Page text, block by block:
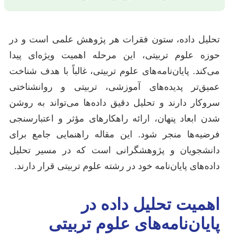
تحلیل داده، ستون فقرات هر پژوهش علمی است و در
حوزه علوم تربیتی، این مرحله اهمیت ویژه‌ای پیدا
می‌کند. پایان‌نامه‌های علوم تربیتی، غالباً با هدف شناخت
عمیق‌تر پدیده‌های آموزشی، تربیتی و روانشناختی
سروکار دارند و تحلیل دقیق داده‌ها می‌تواند به روشن
شدن ابعاد پنهان، ارائه راهکارهای مؤثر و اعتبارسنجی
فرضیه‌ها منجر شود. این مقاله راهنمایی جامع برای
دانشجویان و پژوهشگرانی است که در مسیر تحلیل
داده‌های پایان‌نامه خود در رشته علوم تربیتی قرار دارند.
اهمیت تحلیل داده در
پایان‌نامه‌های علوم تربیتی